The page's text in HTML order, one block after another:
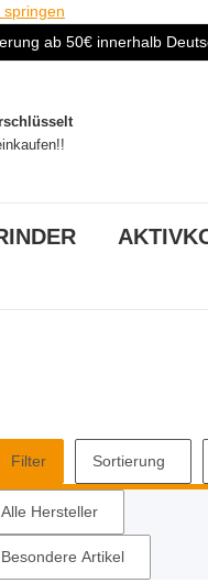
ab 50€ innerhalb
Filter Sortierung
Alle Hersteller
Besondere Artikel